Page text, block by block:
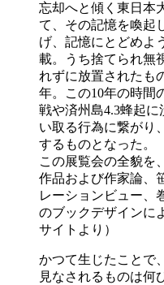
忘却へと傾く東日本
て、その記憶を喚起
げ、記憶にとどめよ
載。うち捨てられ無
れずに放置された
年。この10年の時間
戦や済州島4.3蜂起
い取る行為に繋がり
するものとなった。
この展覧会の全貌を
作品および作家論、
レーションビュー、
のブックデザインに
サイトより）
かつて生じたことで
見なされるものは何